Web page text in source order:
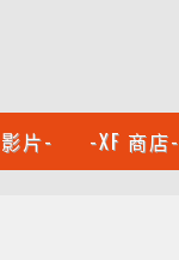
片- -XF 商店-